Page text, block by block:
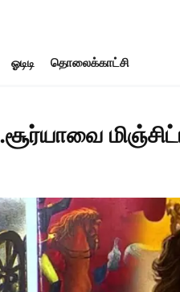
ஓடிடி தொலைக்காட்சி